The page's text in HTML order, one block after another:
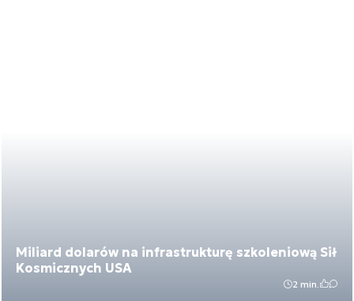
Miliard dolarów na infrastrukturę szkoleniową Sił
Kosmicznych USA
2 min.